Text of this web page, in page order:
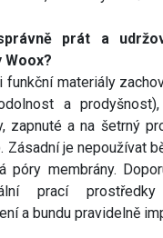
prát a
Woox?
funkční materiály
a
zapnuté a na šetrný
Zásadní je nepoužívat
póry membrány.
prací
a bundu pravidelně